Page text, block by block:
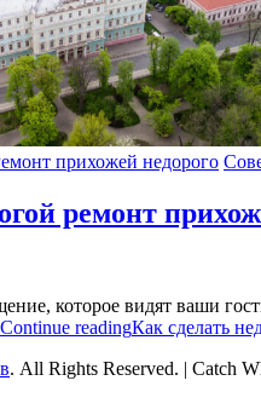
прихожей недорого
ремонт
которое видят ваши
Continue readingКак сделать
. All Rights Reserved. | Catch